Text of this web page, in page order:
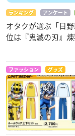
ランキング アンケート
オタクが選ぶ「日
位は『鬼滅の刃』煉󠄁
ファッション グッズ